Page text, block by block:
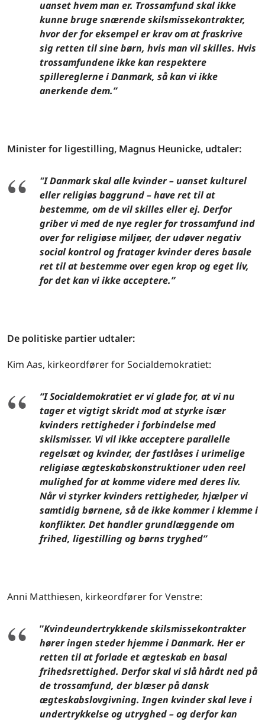
uanset hvem man er. Trossamfund skal ikke
kunne bruge snærende skilsmissekontrakter,
hvor der for eksempel er krav om at fraskrive
sig retten til sine børn, hvis man vil skilles. Hvis
trossamfundene ikke kan respektere
spillereglerne i Danmark, så kan vi ikke
anerkende dem.”
Minister for ligestilling, Magnus Heunicke, udtaler:
"I Danmark skal alle kvinder – uanset kulturel
eller religiøs baggrund – have ret til at
bestemme, om de vil skilles eller ej. Derfor
griber vi med de nye regler for trossamfund ind
over for religiøse miljøer, der udøver negativ
social kontrol og fratager kvinder deres basale
ret til at bestemme over egen krop og eget liv,
for det kan vi ikke acceptere.”
De politiske partier udtaler:
Kim Aas, kirkeordfører for Socialdemokratiet:
“I Socialdemokratiet er vi glade for, at vi nu
tager et vigtigt skridt mod at styrke især
kvinders rettigheder i forbindelse med
skilsmisser. Vi vil ikke acceptere parallelle
regelsæt og kvinder, der fastlåses i urimelige
religiøse ægteskabskonstruktioner uden reel
mulighed for at komme videre med deres liv.
Når vi styrker kvinders rettigheder, hjælper vi
samtidig børnene, så de ikke kommer i klemme i
konflikter. Det handler grundlæggende om
frihed, ligestilling og børns tryghed”
Anni Matthiesen, kirkeordfører for Venstre:
”Kvindeundertrykkende skilsmissekontrakter
hører ingen steder hjemme i Danmark. Her er
retten til at forlade et ægteskab en basal
frihedsrettighed. Derfor skal vi slå hårdt ned på
de trossamfund, der blæser på dansk
ægteskabslovgivning. Ingen kvinder skal leve i
undertrykkelse og utryghed – og derfor kan